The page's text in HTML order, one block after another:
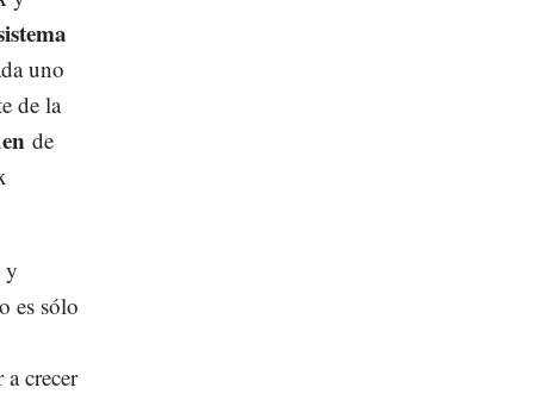
uno
de la
de
y
es sólo
crecer